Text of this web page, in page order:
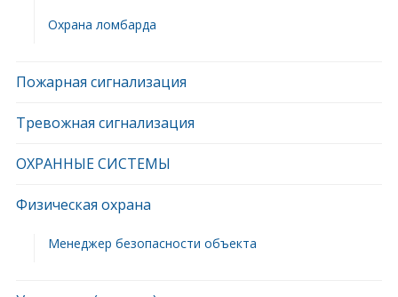
Охрана ломбарда
Пожарная сигнализация
Тревожная сигнализация
ОХРАННЫЕ СИСТЕМЫ
Физическая охрана
Менеджер безопасности объекта